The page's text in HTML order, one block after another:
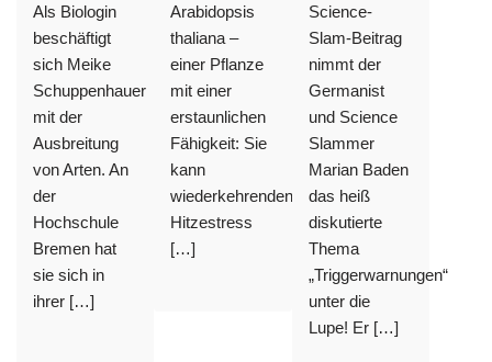
Als Biologin
beschäftigt
sich Meike
Schuppenhauer
mit der
Ausbreitung
von Arten. An
der
Hochschule
Bremen hat
sie sich in
ihrer […]
Arabidopsis
thaliana –
einer Pflanze
mit einer
erstaunlichen
Fähigkeit: Sie
kann
wiederkehrenden
Hitzestress
[…]
Science-
Slam-Beitrag
nimmt der
Germanist
und Science
Slammer
Marian Baden
das heiß
diskutierte
Thema
„Triggerwarnungen“
unter die
Lupe! Er […]